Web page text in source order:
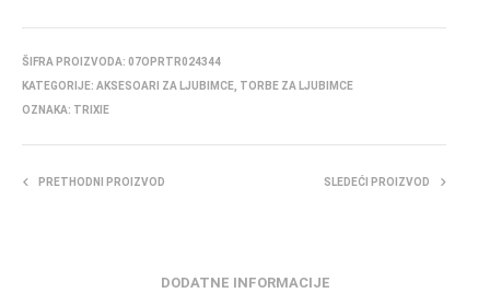
ŠIFRA PROIZVODA: 07OPRTR024344
KATEGORIJE: AKSESOARI ZA LJUBIMCE TORBE ZA LJUBIMCE
OZNAKA: TRIXIE
PRETHODNI PROIZVOD SLEDEĆI PROIZVOD
DODATNE INFORMACIJE